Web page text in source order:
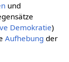
und
Demokratie)
Aufhebung der